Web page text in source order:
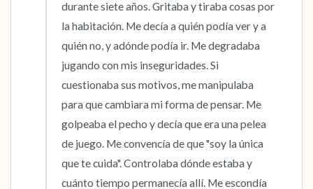
durante siete años. Gritaba y tiraba cosas por
la habitación. Me decía a quién podía ver y a
quién no, y adónde podía ir. Me degradaba
jugando con mis inseguridades. Si
cuestionaba sus motivos, me manipulaba
para que cambiara mi forma de pensar. Me
golpeaba el pecho y decía que era una pelea
de juego. Me convencía de que "soy la única
que te cuida". Controlaba dónde estaba y
cuánto tiempo permanecía allí. Me escondía
dentro de la habitación y por la ventana)
4 – cosas que puedes sentir (¿qué hay frente
a ti que puedas tocar?)
3 – cosas que puedes oír
2 – cosas que puedes oler
1 – cosa que te gusta de ti mismo.